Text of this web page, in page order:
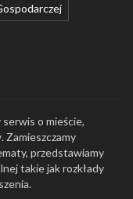
o mieście,
Zamieszczamy
przedstawiamy
takie jak rozkłady